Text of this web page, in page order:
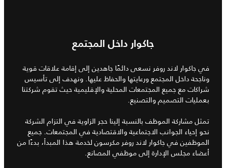
جاكوار داخل المجتمع
في جاكوار لاند روفر نسعى دائمًا جاهدين إلى إقامة علاقات قوية
وناجحة داخل المجتمع ورعايتها والحفاظ عليها. ونهدف إلى تأسيس
شراكات مع جميع المجتمعات المحلية والإقليمية حيث تقوم شركتنا
بعمليات التصميم والتصنيع.
تمثل مشاركة الموظف بالنسبة إلينا حجر الزاوية في التزام الشركة
نحو إحياء الجوانب الاجتماعية والاقتصادية في المجتمعات. جميع
الموظفين في جاكوار لاند روفر مكرسون لخدمة هذا المبدأ، بدءًا من
أعضاء مجلس الإدارة إلى موظفي المصانع.